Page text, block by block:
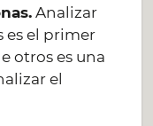
Analizar
es el primer
otros es una
el